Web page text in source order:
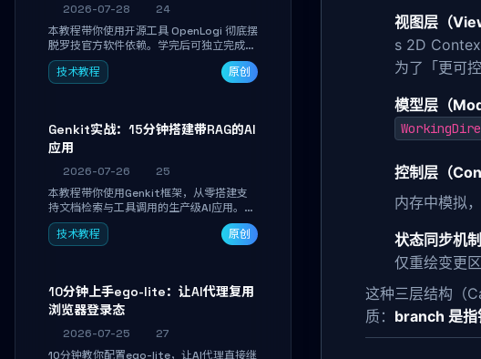
2026-07-28
24
本教程带你使用开源工具 OpenLogi 彻底摆
脱罗技官方软件依赖。学完后可独立完成设
备识别、按键重映射、DPI曲线配置与
SmartShift调节，实现完全离线控制，保
技术教程 原创
Genkit实战：15分钟搭建带RAG的AI
应用
2026-07-26
25
本教程带你使用Genkit框架，从零搭建支
持文档检索与工具调用的生产级AI应用。通
过环境配置、核心代码编写与调试避坑指
南，学完即可掌握多模型切换、RAG管道构
技术教程 原创
10分钟上手ego-lite：让AI代理复用
浏览器登录态
2026-07-25
27
10分钟教你配置ego-lite，让AI代理直接继
视图层（
s 2D
为了「更可
模型层（
控制层（
内存中模拟
状态同步机制
仅重绘变更
这种三层结构（
质： branch 是指